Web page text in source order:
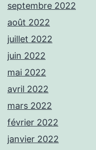
septembre 2022
août 2022
juillet 2022
juin 2022
mai 2022
avril 2022
mars 2022
février 2022
janvier 2022